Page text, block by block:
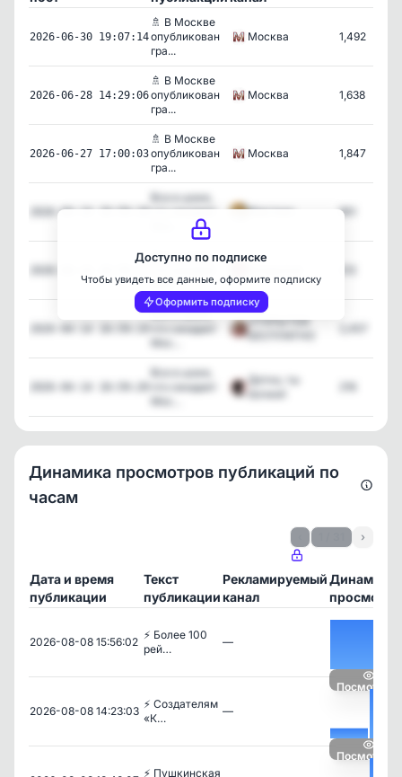
2026-06-30 19:07:14
🚿 В Москве
опубликован
гра...
Москва 1,492
2026-06-28 14:29:06
🚿 В Москве
опубликован
гра...
Москва 1,638
2026-06-27 17:00:03
🚿 В Москве
опубликован
гра...
Москва 1,847
2026-04-14 10:59:18
Все в шоке,
что ожидает
Жесткач 951
Все в шоке,
Мос...
Все в шоке,
что ожидает
Мос...
ОТКРЫТКИ
БЕСПЛАТНО
2,457
Все в шоке,
что ожидает
Мос...
Детка, ты
богиня!
216
Доступно по подписке
Чтобы увидеть все данные, оформите подписку
Оформить подписку
Динамика просмотров публикаций по
часам
›
Дата и время
публикации
Текст
публикации
Рекламируемый
канал
Динамика
2026-08-08 15:56:02
⚡️ Более 100
рей…
—
Посмотреть
2026-08-08 14:23:03
⚡️ Создателям
«К…
—
Посмотреть
⚡️ Пушкинская